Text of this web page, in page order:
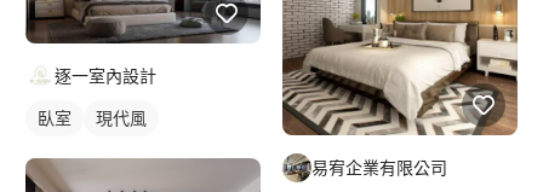
逐一室內設計
臥室 現代風
易宥企業有限公司